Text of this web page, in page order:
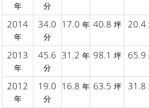
年 分
2014
年
34.0
分
17.0 年 40.8 坪 20.4
2013
年
45.6
分
31.2 年 98.1 坪 65.9
2012
年
19.0
分
16.8 年 63.5 坪 31.8